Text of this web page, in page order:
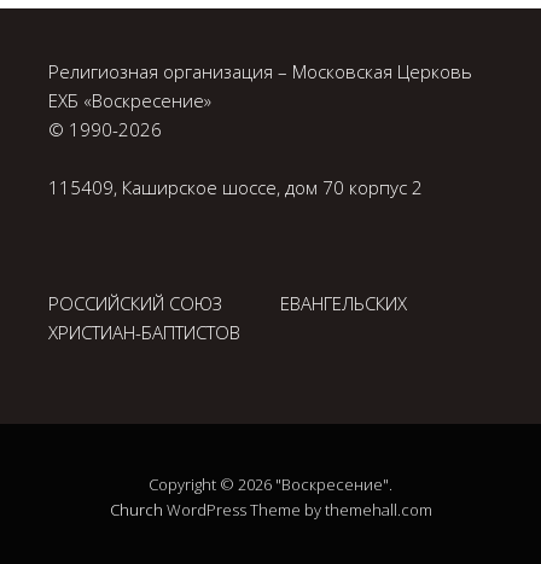
Религиозная организация – Московская Церковь
ЕХБ «Воскресение»
© 1990-2026
115409, Каширское шоссе, дом 70 корпус 2
РОССИЙСКИЙ СОЮЗ ЕВАНГЕЛЬСКИХ
ХРИСТИАН-БАПТИСТОВ
Copyright © 2026 "Воскресение".
Church WordPress Theme by themehall.com